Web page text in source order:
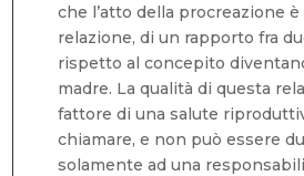
che l’atto della procreazione
relazione, di un rapporto fra
rispetto al concepito
madre. La qualità di questa
fattore di una salute
chiamare, e non può essere
solamente ad una